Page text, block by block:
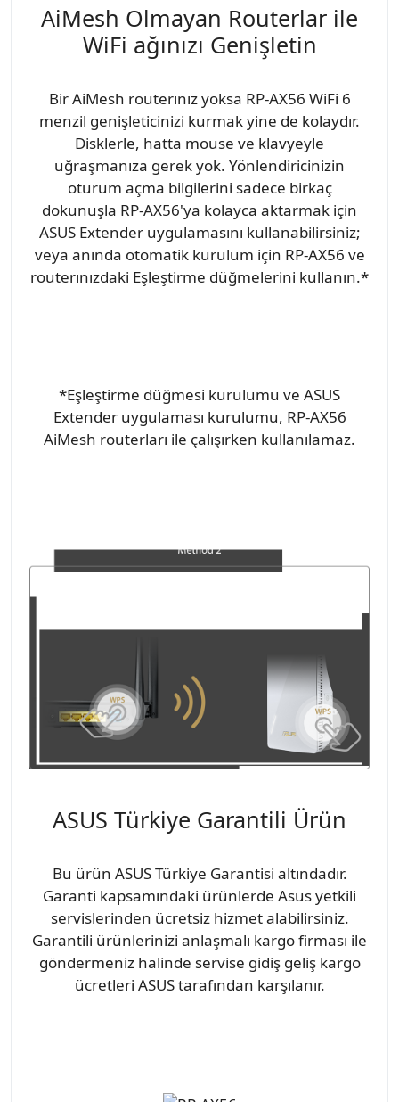
AiMesh Olmayan Routerlar ile
WiFi ağınızı Genişletin
Bir AiMesh routerınız yoksa RP-AX56 WiFi 6
menzil genişleticinizi kurmak yine de kolaydır.
Disklerle, hatta mouse ve klavyeyle
uğraşmanıza gerek yok. Yönlendiricinizin
oturum açma bilgilerini sadece birkaç
dokunuşla RP-AX56'ya kolayca aktarmak için
ASUS Extender uygulamasını kullanabilirsiniz;
veya anında otomatik kurulum için RP-AX56 ve
routerınızdaki Eşleştirme düğmelerini kullanın.*
*Eşleştirme düğmesi kurulumu ve ASUS
Extender uygulaması kurulumu, RP-AX56
AiMesh routerları ile çalışırken kullanılamaz.
ASUS Türkiye Garantili Ürün
Bu ürün ASUS Türkiye Garantisi altındadır.
Garanti kapsamındaki ürünlerde Asus yetkili
servislerinden ücretsiz hizmet alabilirsiniz.
Garantili ürünlerinizi anlaşmalı kargo firması ile
göndermeniz halinde servise gidiş geliş kargo
ücretleri ASUS tarafından karşılanır.